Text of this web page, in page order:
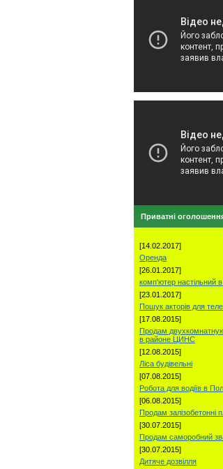
Приватні
[14.02.2017]
Оренда
[26.01.2017]
комп'ютер настільний в
[23.01.2017]
Пошук акторів для
[17.08.2015]
Продам
в районе ЦИНС
[12.08.2015]
Ліса будівельні
[07.08.2015]
Робота для водіїв в
[06.08.2015]
Продам залізобетонні
[30.07.2015]
Продам саморобний
[30.07.2015]
Дитяче дозвілля